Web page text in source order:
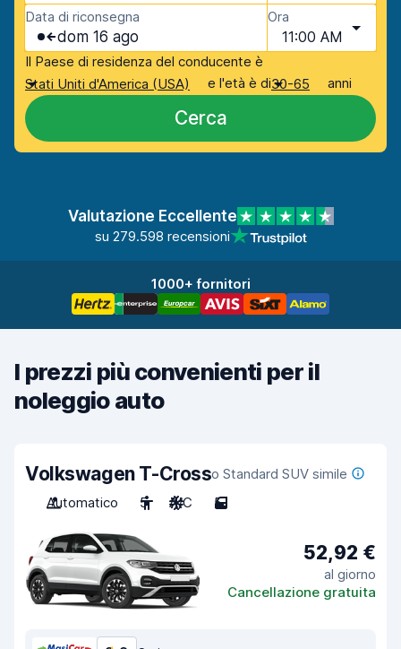
Data di riconsegna
dom 16 ago
Ora
11:00 AM
Il Paese di residenza del conducente è
Stati Uniti d'America (USA)
e l'età è di30-65 anni
Cerca
Valutazione Eccellente
su 279.598 recensioni
1000+ fornitori
I prezzi più convenienti per il
noleggio auto
Volkswagen T-Crosso Standard SUV simile
Automatico
5 A/C 5
52,92 €
al giorno
Cancellazione gratuita